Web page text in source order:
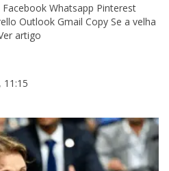
Whatsapp Pinterest
Outlook Gmail Copy Se a velha
artigo
11:15